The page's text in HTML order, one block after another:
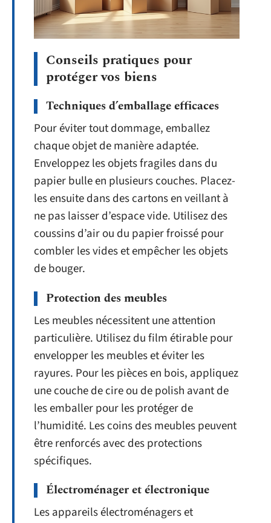
Conseils pratiques pour
protéger vos biens
Techniques d’emballage efficaces
Pour éviter tout dommage, emballez
chaque objet de manière adaptée.
Enveloppez les objets fragiles dans du
papier bulle en plusieurs couches. Placez-
les ensuite dans des cartons en veillant à
ne pas laisser d’espace vide. Utilisez des
coussins d’air ou du papier froissé pour
combler les vides et empêcher les objets
de bouger.
Protection des meubles
Les meubles nécessitent une attention
particulière. Utilisez du film étirable pour
envelopper les meubles et éviter les
rayures. Pour les pièces en bois, appliquez
une couche de cire ou de polish avant de
les emballer pour les protéger de
l’humidité. Les coins des meubles peuvent
être renforcés avec des protections
spécifiques.
Électroménager et électronique
Les appareils électroménagers et